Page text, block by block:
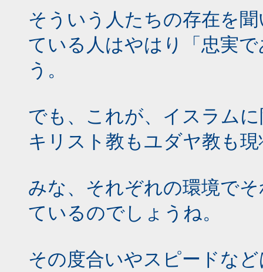
そういう人たちの存在を
ている人はやはり「忠実
う。
でも、これが、イスラム
キリスト教もユダヤ教も
みな、それぞれの環境で
ているのでしょうね。
その度合いやスピードな